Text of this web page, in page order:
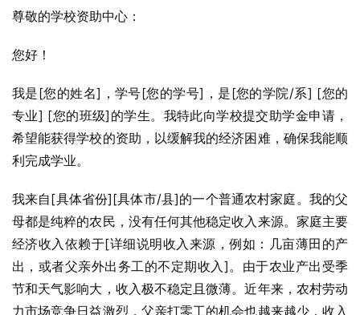
尊敬的学校资助中心：
您好！
我是[您的姓名]，学号[您的学号]，是[您的学院/系] [您的
专业] [您的班级]的学生。我特此向学校提交助学金申请，
希望能获得学校的资助，以缓解我的经济困难，确保我能顺
利完成学业。
我来自[具体省份][具体市/县]的一个普通农村家庭。我的父
母都是纯粹的农民，没有任何其他稳定收入来源。家庭主要
经济收入依赖于[详细说明收入来源，例如：几亩薄田的产
出，或者父亲外出务工的不定期收入]。由于农业产出受季
节和天气影响大，收入极不稳定且微薄。近年来，农村劳动
力市场竞争日益激烈，父亲打零工的机会也越来越少，收入